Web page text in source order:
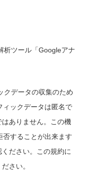
析ツール「Googleアナ
クデータの収集のため
ィックデータは匿名で
ありません。この機
することが出来ます
ださい。この規約に
さい。